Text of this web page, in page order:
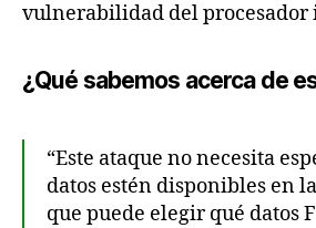
vulnerabilidad del procesador
¿Qué sabemos acerca de
“Este ataque no necesita
datos estén disponibles en
que puede elegir qué datos